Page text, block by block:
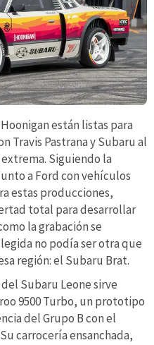
están listas para
Travis Pastrana y Subaru al
Siguiendo la
a Ford con vehículos
estas producciones,
total para desarrollar
la grabación se
no podía ser otra que
región: el Subaru Brat.
Subaru Leone sirve
9500 Turbo, un prototipo
del Grupo B con el
carrocería ensanchada,